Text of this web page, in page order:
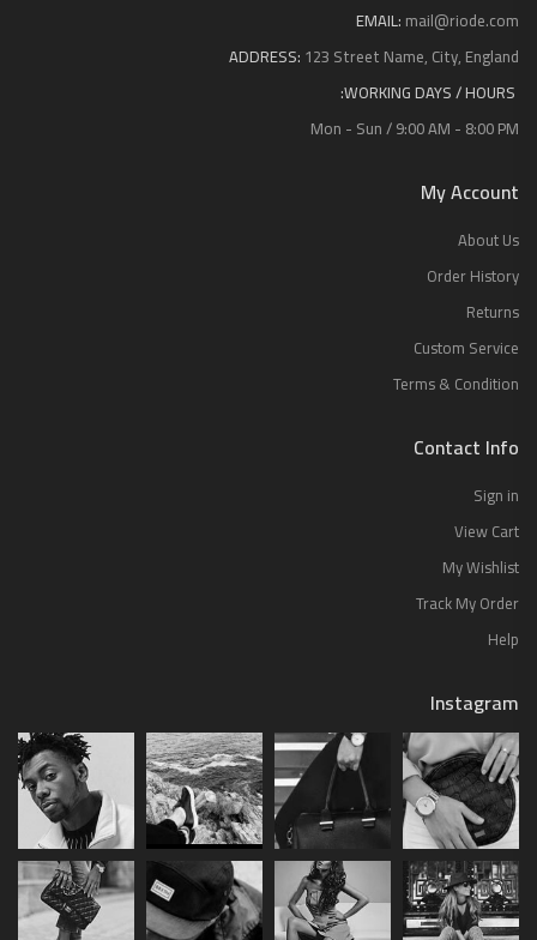
EMAIL: mail@riode.com
ADDRESS: 123 Street Name, City, England
WORKING DAYS / HOURS:
Mon - Sun / 9:00 AM - 8:00 PM
My Account
About Us
Order History
Returns
Custom Service
Terms & Condition
Contact Info
Sign in
View Cart
My Wishlist
Track My Order
Help
Instagram